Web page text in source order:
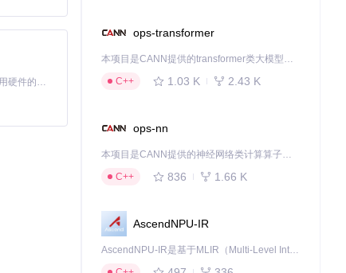
基于Python的Xiaozhi AI，适用于想要完整Xiaozhi体验而无需拥有专用硬件的用户。
ops-transformer
本项目是CANN提供的transformer类大模型算子库，实现网络在NPU上加速计算。
C++
1.03 K 2.43 K
ops-nn
本项目是CANN提供的神经网络类计算算子库，实现网络在NPU上加速计算。
C++
836 1.66 K
AscendNPU-IR
AscendNPU-IR是基于MLIR（Multi-Level Intermediate Representation）构建的，面向昇腾亲和算子编译时使用的中间表示，提供昇腾完备表达能力，通过编译优化提升昇腾AI处理器计算效率，支持通过生态框架使能昇腾AI处理器与深度调优